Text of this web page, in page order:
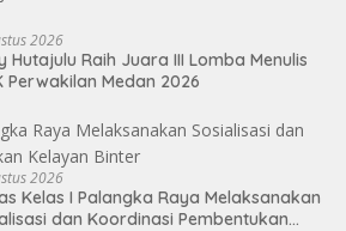
2026
Hutajulu Raih Juara III Lomba Menulis
Perwakilan Medan 2026
2026
Kelas I Palangka Raya Melaksanakan
dan Koordinasi Pembentukan